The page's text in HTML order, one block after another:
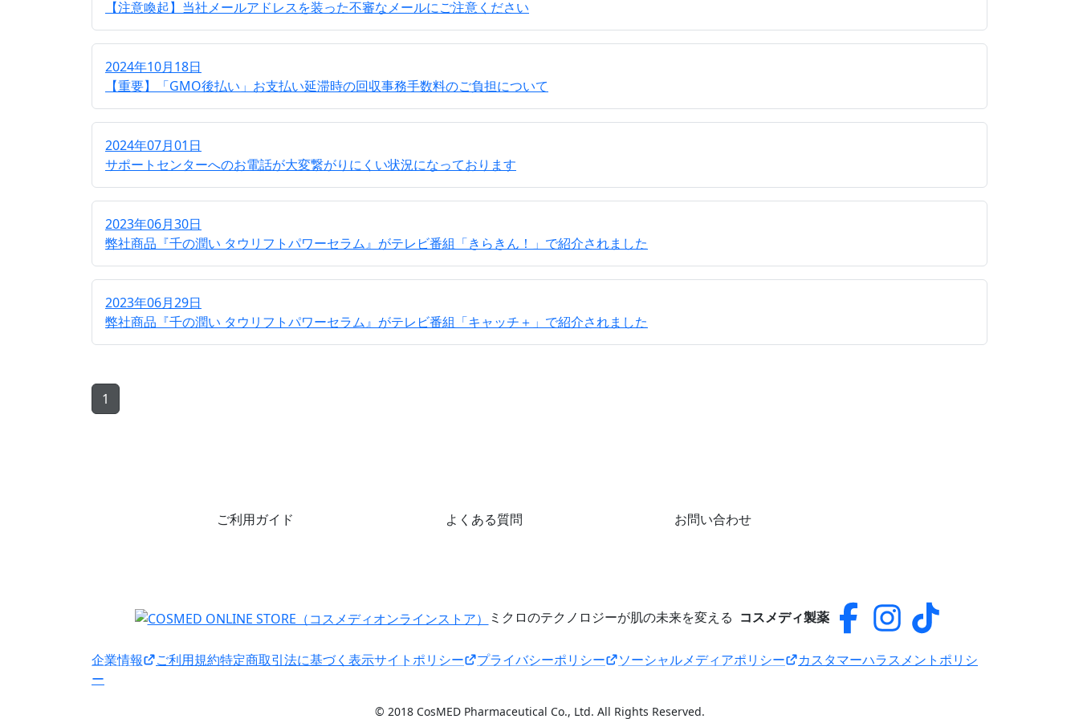
【注意喚起】当社メールアドレスを装った不審なメールにご注意ください
2024年10月18日
【重要】「GMO後払い」お支払い延滞時の回収事務手数料のご負担について
2024年07月01日
サポートセンターへのお電話が大変繋がりにくい状況になっております
2023年06月30日
弊社商品『千の潤い タウリフトパワーセラム』がテレビ番組「きらきん！」で紹介されました
2023年06月29日
弊社商品『千の潤い タウリフトパワーセラム』がテレビ番組「キャッチ＋」で紹介されました
1
ご利用ガイド よくある質問 お問い合わせ
ミクロのテクノロジーが肌の未来を変える コスメディ製薬
企業情報 ご利用規約特定商取引法に基づく表示サイトポリシー プライバシーポリシー ソーシャルメディアポリシー
カスタマーハラスメントポリシ
ー
© 2018 CosMED Pharmaceutical Co., Ltd. All Rights Reserved.